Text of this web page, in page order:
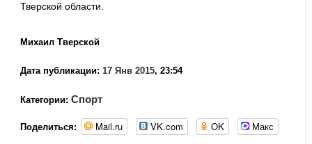
Тверской области.
Михаил Тверской
Дата публикации: 17 Янв 2015, 23:54
Категории: Спорт
Поделиться: Mail.ru VK.com OK Макс